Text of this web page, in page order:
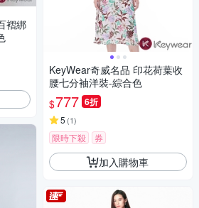
褶綁
KeyWear奇威名品 印花荷葉收
腰七分袖洋裝-綜合色
$777 6折
5 (1)
限時下殺 券
加入購物車